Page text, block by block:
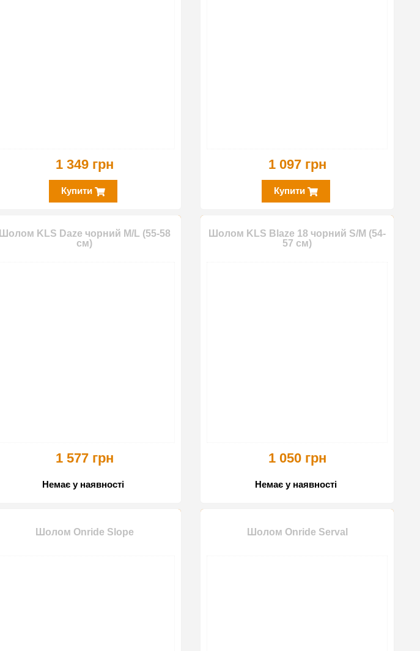
1 349 грн
Купити
1 097 грн
Купити
Шолом KLS Daze чорний M/L (55-58
см)
1 577 грн
Немає у наявності
Шолом KLS Blaze 18 чорний S/M (54-
57 см)
1 050 грн
Немає у наявності
Шолом Onride Slope Шолом Onride Serval